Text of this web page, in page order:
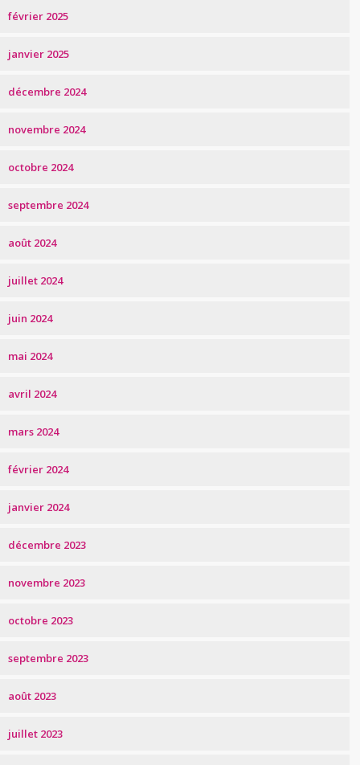
février 2025
janvier 2025
décembre 2024
novembre 2024
octobre 2024
septembre 2024
août 2024
juillet 2024
juin 2024
mai 2024
avril 2024
mars 2024
février 2024
janvier 2024
décembre 2023
novembre 2023
octobre 2023
septembre 2023
août 2023
juillet 2023